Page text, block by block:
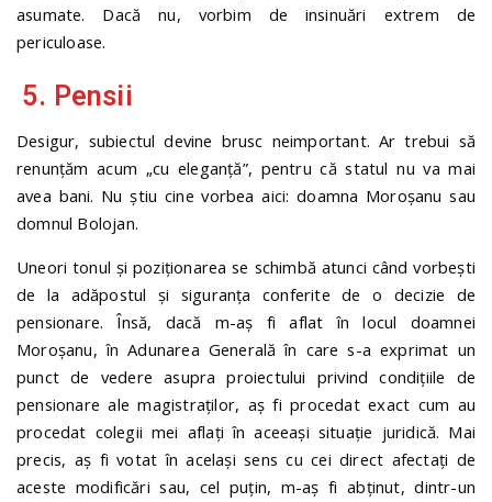
asumate. Dacă nu, vorbim de insinuări extrem de
periculoase.
5. Pensii
Desigur, subiectul devine brusc neimportant. Ar trebui să
renunțăm acum „cu eleganță”, pentru că statul nu va mai
avea bani. Nu știu cine vorbea aici: doamna Moroșanu sau
domnul Bolojan.
Uneori tonul și poziționarea se schimbă atunci când vorbești
de la adăpostul și siguranța conferite de o decizie de
pensionare. Însă, dacă m-aș fi aflat în locul doamnei
Moroșanu, în Adunarea Generală în care s-a exprimat un
punct de vedere asupra proiectului privind condițiile de
pensionare ale magistraților, aș fi procedat exact cum au
procedat colegii mei aflați în aceeași situație juridică. Mai
precis, aș fi votat în același sens cu cei direct afectați de
aceste modificări sau, cel puțin, m-aș fi abținut, dintr-un